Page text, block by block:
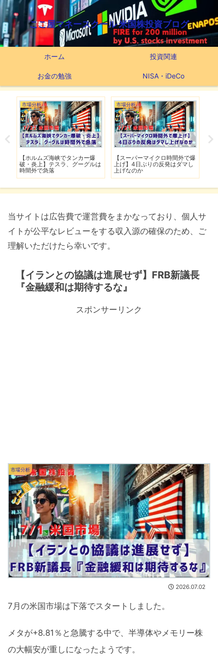
ここ屋マネースクール 米国株投資ブログ
ホーム 投資関連
お金の勉強 NISA・iDeCo
市場分析
【ホルムズ海峡でタンカー爆
破・炎上】テスラ、グーグルは
時間外で急落
市場分析
【スーパーマイクロ時間外で爆
上げ】4日ぶりの反発はダマし
上げなのか
当サイトは広告費で運営費をまかなっており、個人サ
イトが公平なレビューをする収入源の確保のため、ご
理解いただけたら幸いです。
【イランとの協議は進展せず】FRB新議長
『金融緩和は期待するな』
スポンサーリンク
市場分析
2026.07.02
7月の米国市場は下落でスタートしました。
メタが+8.81％と急騰する中で、半導体やメモリー株
の大幅安が重しになったようです。